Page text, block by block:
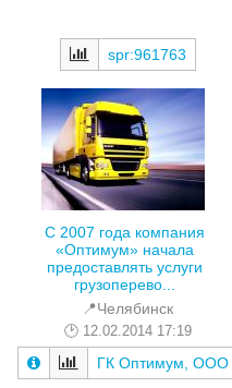
spr:961763
С 2007 года компания
«Оптимум» начала
предоставлять услуги
грузоперево...
📍Челябинск
12.02.2014 17:19
ГК Оптимум, ООО